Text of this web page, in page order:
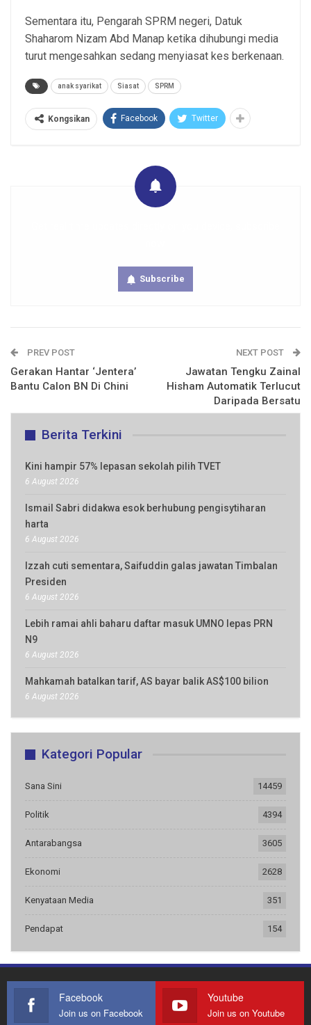
Sementara itu, Pengarah SPRM negeri, Datuk
Shaharom Nizam Abd Manap ketika dihubungi media
turut mengesahkan sedang menyiasat kes berkenaan.
anak syarikat Siasat SPRM
Kongsikan Facebook Twitter
Subscribe
PREV POST
Gerakan Hantar ‘Jentera’
Bantu Calon BN Di Chini
NEXT POST
Jawatan Tengku Zainal
Hisham Automatik Terlucut
Daripada Bersatu
Berita Terkini
Kini hampir 57% lepasan sekolah pilih TVET
6 August 2026
Ismail Sabri didakwa esok berhubung pengisytiharan
harta
6 August 2026
Izzah cuti sementara, Saifuddin galas jawatan Timbalan
Presiden
6 August 2026
Lebih ramai ahli baharu daftar masuk UMNO lepas PRN
N9
6 August 2026
Mahkamah batalkan tarif, AS bayar balik AS$100 bilion
6 August 2026
Kategori Popular
Sana Sini 14459
Politik 4394
Antarabangsa 3605
Ekonomi 2628
Kenyataan Media 351
Pendapat 154
Facebook
Join us on Facebook
Youtube
Join us on Youtube